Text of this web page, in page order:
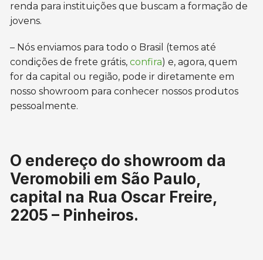
renda para instituições que buscam a formação de
jovens.
– Nós enviamos para todo o Brasil (temos até
condições de frete grátis,confira) e, agora, quem
for da capital ou região, pode ir diretamente em
nosso showroom para conhecer nossos produtos
pessoalmente.
O endereço do showroom da
Veromobili em São Paulo,
capital na Rua Oscar Freire,
2205 – Pinheiros.